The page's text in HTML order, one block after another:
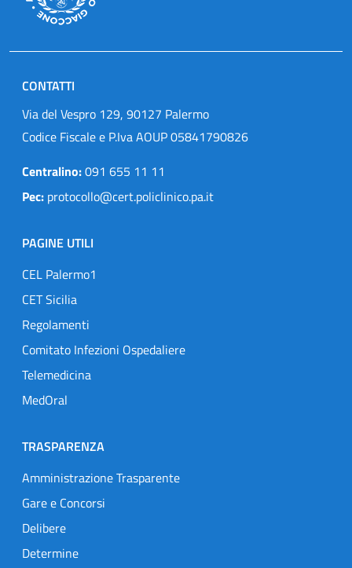
CONTATTI
Via del Vespro 129, 90127 Palermo
Codice Fiscale e P.Iva AOUP 05841790826
Centralino:091 655 11 11
Pec: protocollo@cert.policlinico.pa.it
PAGINE UTILI
CEL Palermo1
CET Sicilia
Regolamenti
Comitato Infezioni Ospedaliere
Telemedicina
MedOral
TRASPARENZA
Amministrazione Trasparente
Gare e Concorsi
Delibere
Determine